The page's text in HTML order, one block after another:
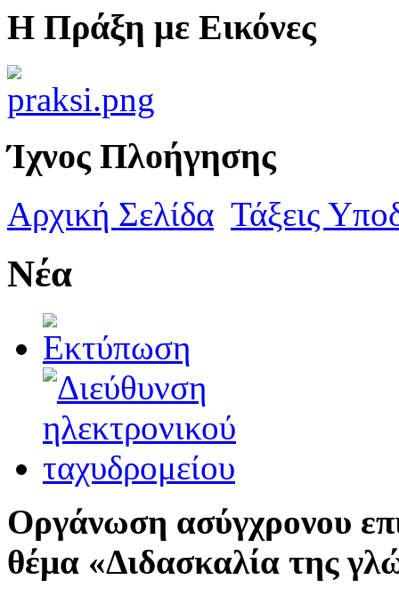
Η Πράξη με Εικόνες
Ίχνος Πλοήγησης
Αρχική Σελίδα Τάξεις
Νέα
Οργάνωση ασύγχρονου
θέμα «Διδασκαλία της